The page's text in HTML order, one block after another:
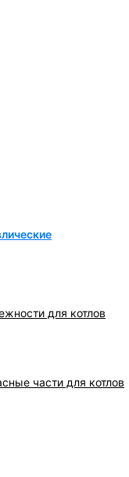
для котлов
части для котлов